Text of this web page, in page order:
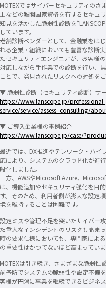
MOTEXではサイバーセキュリティの
士などの難関国家資格を有するセキュ
知見を活かした脆弱性診断を
しています。
老舗診断ベンダーとして、金融業をは
れる企業・組織においても豊富な診断
たセキュリティエンジニアが、お客様
対応しながら手作業での診断を行い、
ことで、発見されたリスクへの対処をご
▼ 脆弱性診断（セキュリティ診断）サ
https://www.lanscope.jp/professional-
service/service/assess_consulting/
▼ ご導入企業様の事例紹介
https://www.lanscope.jp/case/
最近では、DX推進やテレワーク・ハイ
応により、システムのクラウド化が進
般化しました。
一方、AWSやMicrosoft Azure、
は、機能追加やセキュリティ強化を目
す。そのため、利用者側が膨大な設定
境を維持することは困難です。
設定ミスや管理不足を突いたサイバー
た重大なインシデントのリスクも高ま
時の要求仕様においても、専門家によ
の重要性はかつてないほど高まっていま
MOTEXは引き続き、さまざまな脆弱性
前予防でシステムの脆弱性や設定不備
客様が円滑に事業を継続できるビジネ